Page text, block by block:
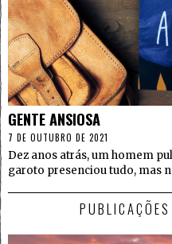
GENTE ANSIOSA
7 DE OUTUBRO DE 2021
Dez anos atrás, um homem
garoto presenciou tudo, mas